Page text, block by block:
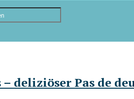
– deliziöser Pas de